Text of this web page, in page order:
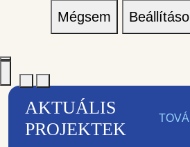
Mégsem
AKTUÁLIS
PROJEKTEK